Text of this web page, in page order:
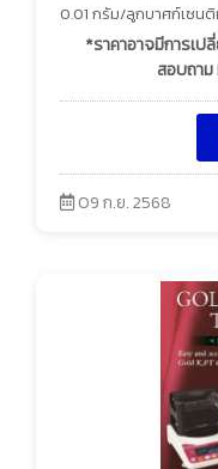
0.01 กรัม/ลูกบาศก์เซนติ
*ราคาอาจมีการเ
สอบถา
09 ก.ย. 2568